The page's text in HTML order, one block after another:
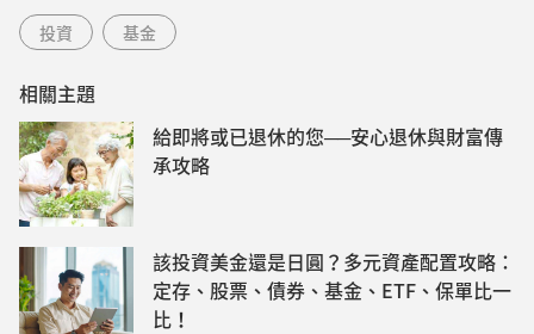
投資 基金
相關主題
給即將或已退休的您──安心退休與財富傳
承攻略
該投資美金還是日圓？多元資產配置攻略：
定存、股票、債券、基金、ETF、保單比一
比！